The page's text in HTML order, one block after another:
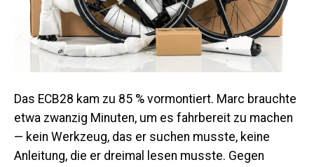
Das ECB28 kam zu 85 % vormontiert. Marc brauchte
etwa zwanzig Minuten, um es fahrbereit zu machen
— kein Werkzeug, das er suchen musste, keine
Anleitung, die er dreimal lesen musste. Gegen